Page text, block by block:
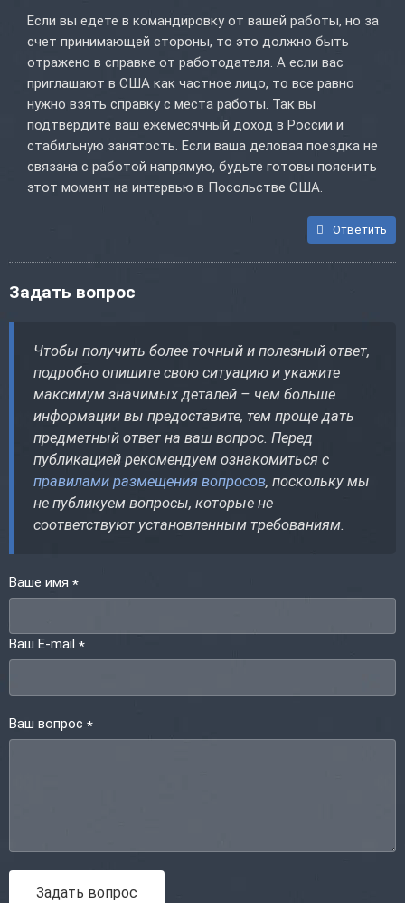
Если вы едете в командировку от вашей работы, но за
счет принимающей стороны, то это должно быть
отражено в справке от работодателя. А если вас
приглашают в США как частное лицо, то все равно
нужно взять справку с места работы. Так вы
подтвердите ваш ежемесячный доход в России и
стабильную занятость. Если ваша деловая поездка не
связана с работой напрямую, будьте готовы пояснить
этот момент на интервью в Посольстве США.
Ответить
Задать вопрос
Чтобы получить более точный и полезный ответ,
подробно опишите свою ситуацию и укажите
максимум значимых деталей – чем больше
информации вы предоставите, тем проще дать
предметный ответ на ваш вопрос. Перед
публикацией рекомендуем ознакомиться с
правилами размещения вопросов, поскольку мы
не публикуем вопросы, которые не
соответствуют установленным требованиям.
Ваше имя *
Ваш E-mail *
Ваш вопрос *
Задать вопрос